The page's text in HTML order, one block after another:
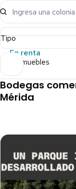
Ingresa una
Tipo
En renta
9 inmuebles
Bodegas
Mérida